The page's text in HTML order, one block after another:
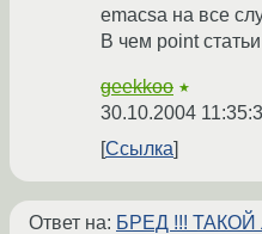
emacsa на все
В чем point
geekkoo ★
30.10.2004
Ссылка
Ответ на: БРЕД !!!